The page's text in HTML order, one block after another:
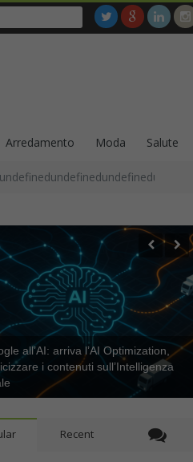
Arredamento Moda Salute
all’AI: arriva l’AI Optimization,
i contenuti sull’Intelligenza
Recent